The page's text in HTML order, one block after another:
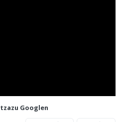
Googlen